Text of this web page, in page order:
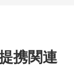
携関連